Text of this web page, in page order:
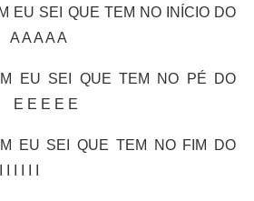
EU SEI QUE TEM NO INÍCIO DO
A A A A
EU SEI QUE TEM NO PÉ DO
E E E E E
EU SEI QUE TEM NO FIM DO
I I I I